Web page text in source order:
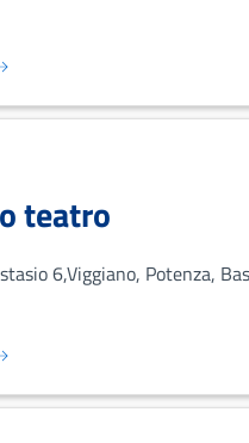
DOLOR SIT AMET,
teatro
6,Viggiano, Potenza,
DOLOR SIT AMET,